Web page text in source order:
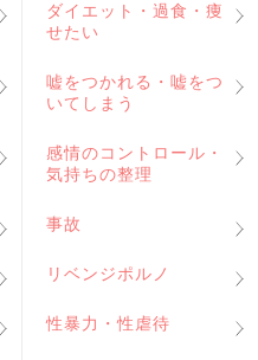
ダイエット・過食・痩
せたい
嘘をつかれる・嘘をつ
いてしまう
感情のコントロール・
気持ちの整理
事故
リベンジポルノ
性暴力・性虐待